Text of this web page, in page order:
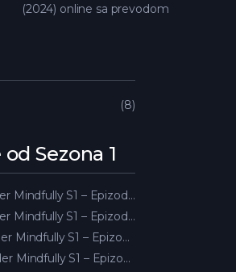
(2024) online sa prevodom
8
Sezona 1
Murder Mindfully S1 – Epizoda 01
Murder Mindfully S1 – Epizoda 02
Murder Mindfully S1 – Epizoda 03
Murder Mindfully S1 – Epizoda 04